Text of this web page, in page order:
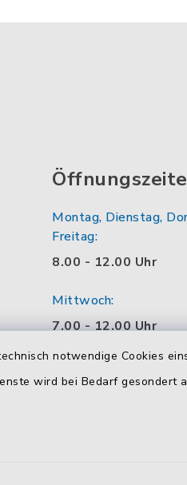
notwendige Cookies
wird bei Bedarf gesondert
Montag, Dienstag,
Freitag:
8.00 - 12.00 Uhr
Mittwoch:
7.00 - 12.00 Uhr
Montag zusätzlich:
14.00 - 18.00 Uhr
Wir sind auch
Zeiten für Sie da.